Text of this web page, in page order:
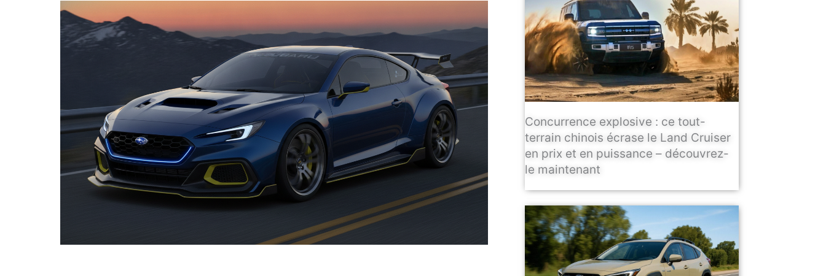
Concurrence explosive : ce tout-
terrain chinois écrase le Land Cruiser
en prix et en puissance – découvrez-
le maintenant